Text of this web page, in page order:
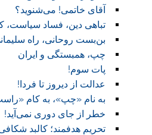
آقای خاتمی! می‌شنوید؟
تباهی دین، فساد سیاست،
بن‌بست روحانی، راه
چپ، همبستگی و ایران
پات سوم!
عدالت از دیروز تا فردا!
به نام «چپ»، به کام
خطر از جای دوری نمی‌آید!
تحریم هدفمند؛ کالبد